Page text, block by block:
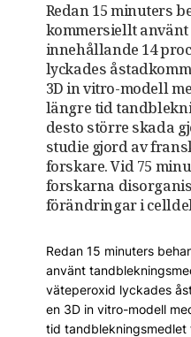
Redan 15 minuters
kommersiellt
innehållande 14
lyckades
3D in vitro-modell
längre tid
desto större skada
studie gjord av
forskare. Vid 75
forskarna
förändringar i
Redan 15 minuters
använt
väteperoxid lyckades
en 3D in vitro-modell
tid